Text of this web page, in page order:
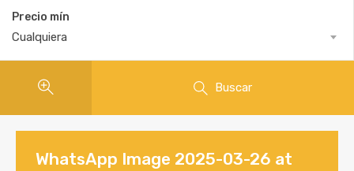
Precio mín
Cualquiera
Buscar
WhatsApp Image 2025-03-26 at